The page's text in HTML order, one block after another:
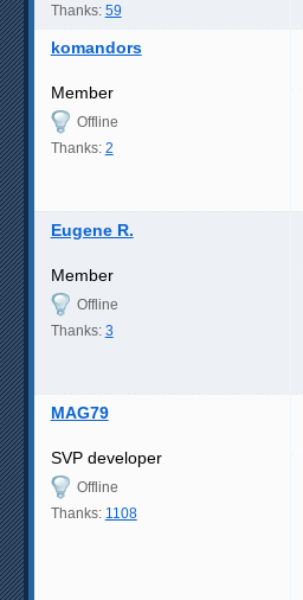
Thanks: 59
komandors
Member
Offline
Thanks: 2
Eugene R.
Member
Offline
Thanks: 3
MAG79
SVP developer
Offline
Thanks: 1108